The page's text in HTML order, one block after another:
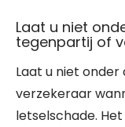
Laat u niet
tegenpartij of
Laat u niet
verzekeraar
letselschade.